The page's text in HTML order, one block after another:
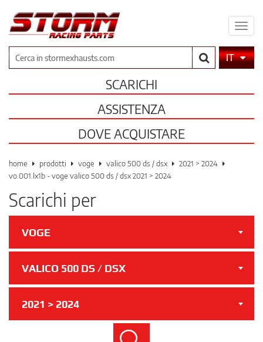
il
CercaIT
SCARICHI
ASSISTENZA
DOVE ACQUISTARE
home prodotti voge valico 500 ds / dsx
2021 > 2024
vo.001.lx1b - voge valico 500 ds / dsx 2021 > 2024
Scarichi per
VOGE
VALICO 500 DS / DSX
2021 > 2024